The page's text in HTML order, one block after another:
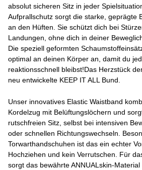
absolut sicheren Sitz in jeder
Aufprallschutz sorgt die starke, geprägte
an den Hüften. Sie schützt dich bei
Landungen, ohne dich in deiner
Die speziell geformten
optimal an deinen Körper an, damit du
reaktionsschnell bleibst!Das Herzstück
neu entwickelte KEEP IT ALL Bund.
Unser innovatives Elastic Waistband
Kordelzug mit Belüftungslöchern und
rutschfreien Sitz, selbst bei intensiven
oder schnellen Richtungswechseln.
Torwarthandschuhen ist das ein echter
Hochziehen und kein Verrutschen. Für
sorgt das bewährte ANNUALskin-